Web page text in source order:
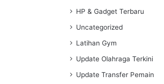
HP & Gadget Terbaru
Uncategorized
Latihan Gym
Update Olahraga Terkini
Update Transfer Pemain